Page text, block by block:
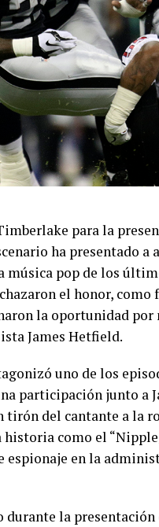
para la
ha presentado a
pop de los
el honor, como
la oportunidad por
James Hetfield.
uno de los
participación junto a
del cantante a la
como el
espionaje en la
la presentación